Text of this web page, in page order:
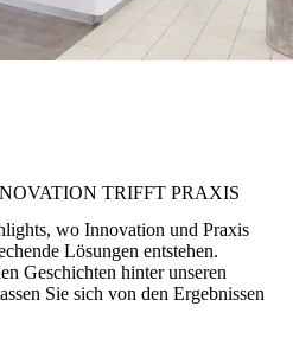
TRIFFT PRAXIS
wo Innovation und Praxis
Lösungen entstehen.
Geschichten hinter unseren
Sie sich von den Ergebnissen